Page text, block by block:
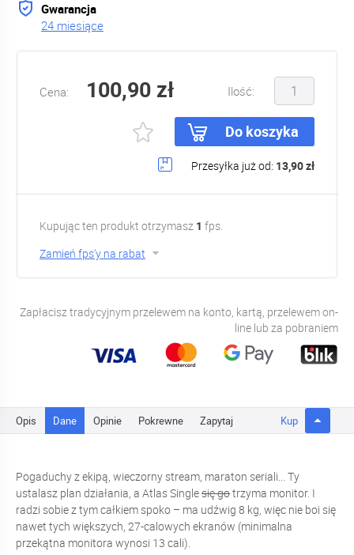
Gwarancja
24 miesiące
Cena: 100,90 zł Ilość:
Do koszyka
Przesyłka już od: 13,90 zł
Kupując ten produkt otrzymasz 1 fps.
Zamień fps'y na rabat
Zapłacisz tradycyjnym przelewem na konto, kartą, przelewem on-
line lub za pobraniem
Opis Dane Opinie Pokrewne Zapytaj Kup
Pogaduchy z ekipą, wieczorny stream, maraton seriali... Ty
ustalasz plan działania, a Atlas Singlesię gotrzyma monitor. I
radzi sobie z tym całkiem spoko – ma udźwig 8 kg, więc nie boi się
nawet tych większych, 27-calowych ekranów (minimalna
przekątna monitora wynosi 13 cali).